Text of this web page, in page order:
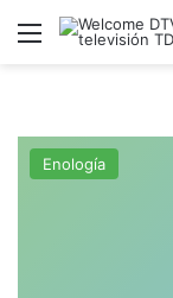
Menú
Enología